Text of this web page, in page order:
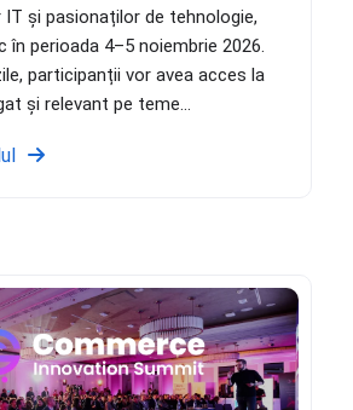
și pasionaților de tehnologie,
în perioada 4–5 noiembrie 2026.
participanții vor avea acces la
și relevant pe teme...